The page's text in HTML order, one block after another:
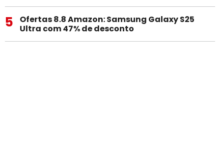
5
Ofertas 8.8 Amazon: Samsung Galaxy S25
Ultra com 47% de desconto